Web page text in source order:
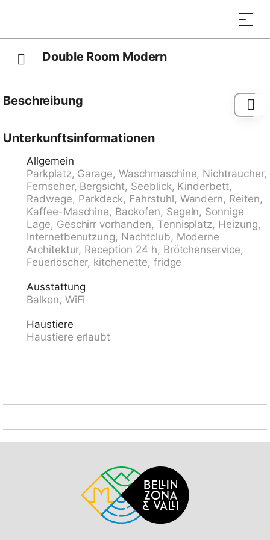
Double Room Modern
Beschreibung
Stockwerken, Baujahr 1960, renoviert. 22 Wohnungen
Zentrum von Ascona, im Bezirk Lago Maggiore, ruhige,
sonnige Lage am Hang, 400 m vom See. Im Hause:
Empfang, Wireless LAN, Fahrstuhl, Einstellraum für
Fahrräder, Zentralheizung, Waschmaschine (extra),
Wäschetrockner (zur Mitbenutzung, extra).
Brötchenservice möglich. Parkplatz (beschränkte
Anzahl, extra) auf dem Grundstück,
Gemeinschaftsgarage (extra). Parkplatz/Garage nur
für kleine - mittlere Fahrzeuge geeignet. Maße: Höhe
Lebensmittelgeschäft, Supermarkt 600 m,
Einkaufszentrum 1.4 km, Bäckerei, Fußgängerzone
Bushaltestelle "Ascona Centro (Bus Nr. 1)" 400 m,
Bahnstation "SBB-CFF Locarno-Muralto" 4.7 km,
Orselina, Locarno-Ascona, Ronco sopra Ascona,
Bellinzona, Monte Verità, Ascona, Brissago Inseln.
Bekannte Seen in der Umgebung sind gut erreichbar:
di Orta. Wandergebiete: Monte Veritè, Ronco s.
Ascona, Valle Maggia, VMonte Tamaro - Monte Lema,
Monte Tamaro - Monte Lema. Bitte beachten:
Babyausstattung auf Anfrage (extra). Be- und
Entladen am Ferienhaus möglich. Weitere Unterkünfte
Unterkunftsinformationen
Allgemein
Parkplatz, Garage, Waschmaschine, Nichtraucher,
Fernseher, Bergsicht, Seeblick, Kinderbett,
Radwege, Parkdeck, Fahrstuhl, Wandern, Reiten,
Kaffee-Maschine, Backofen, Segeln, Sonnige
Lage, Geschirr vorhanden, Tennisplatz, Heizung,
Internetbenutzung, Nachtclub, Moderne
Architektur, Reception 24 h, Brötchenservice,
Feuerlöscher, kitchenette, fridge
Ausstattung
Balkon, WiFi
Haustiere
Haustiere erlaubt